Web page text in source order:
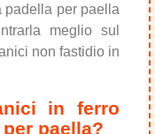
padella per paella
meglio sul
non fastidio in
in ferro
paella?